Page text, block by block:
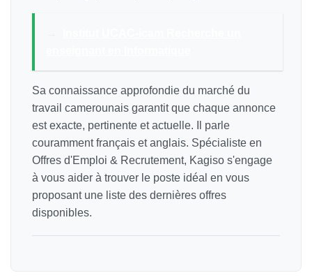
Sa connaissance approfondie du marché du
travail camerounais garantit que chaque annonce
est exacte, pertinente et actuelle. Il parle
couramment français et anglais. Spécialiste en
Offres d'Emploi & Recrutement, Kagiso s'engage
à vous aider à trouver le poste idéal en vous
proposant une liste des dernières offres
disponibles.